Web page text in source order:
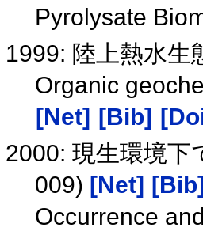
Pyrolysate
1999: 陸上熱水
Organic
[Net]
[Bib]
2000: 現生環境下
009) [Net] [Bib]
Occurrence